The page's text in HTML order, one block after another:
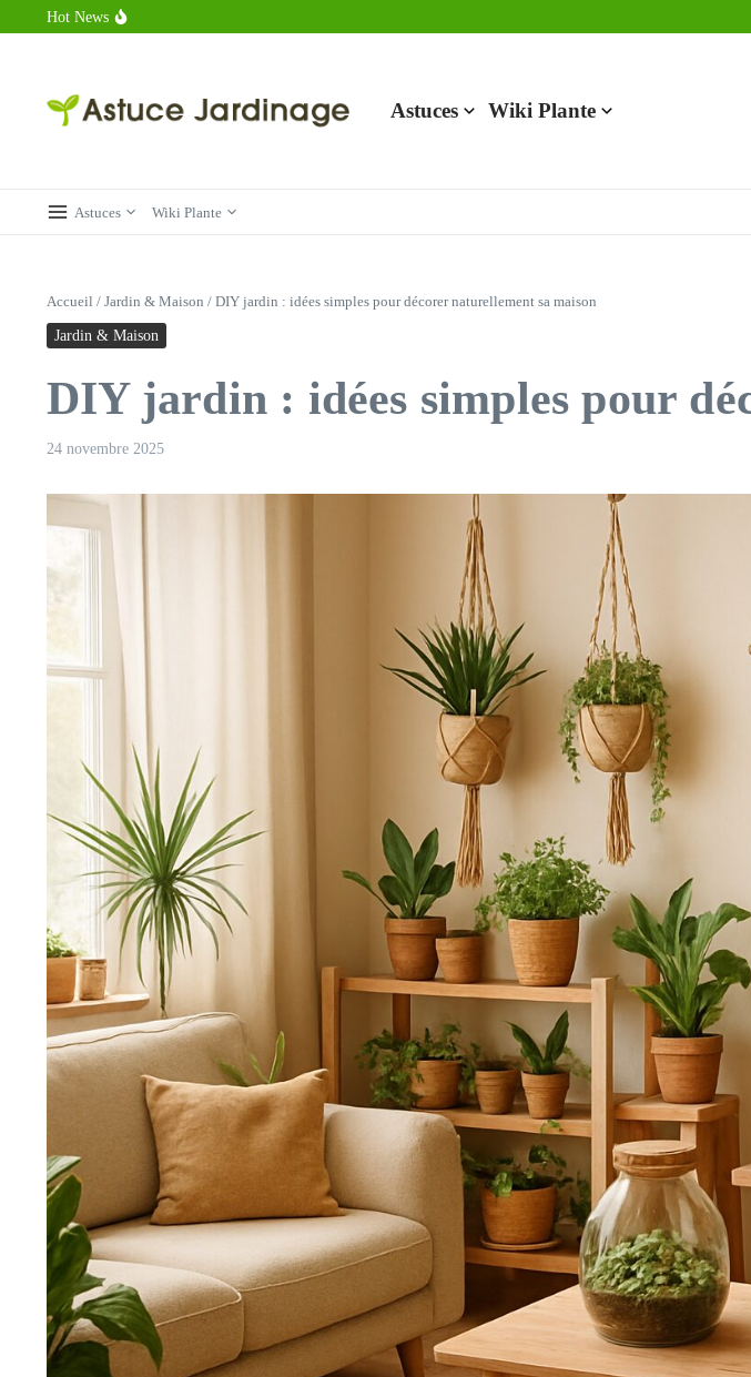
Aller au contenu
Hot News
Combien de calories dans un croque monsieur en 2025 ?
Astuces Wiki Plante
Astuces Wiki Plante
Accueil / Jardin & Maison / DIY jardin : idées simples pour décorer naturellement sa maison
Jardin & Maison
DIY jardin : idées simples pour
24 novembre 2025